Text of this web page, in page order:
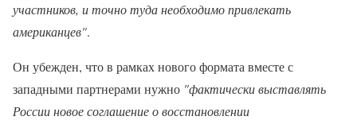
участников, и точно туда необходимо привлекать
американцев".
Он убежден, что в рамках нового формата вместе с
западными партнерами нужно "фактически выставлять
России новое соглашение о восстановлении